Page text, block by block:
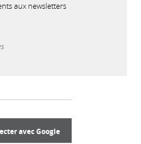
aux newsletters
avec Google